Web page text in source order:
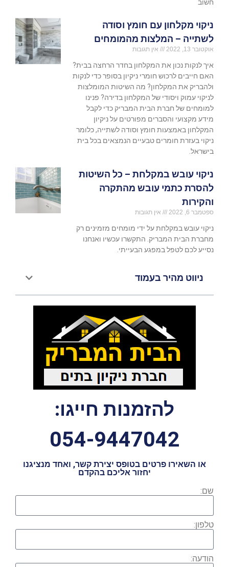
ניווט מהיר בעמוד
להזמנות חייגו:
054-9447042
או השאירו פרטים בטופס יצירת קשר, ואחד מנציגנו
יחזור אליכם בהקדם
שם:
טלפון:
הודעה:
חשוב
ניקוי מקלחון עם חומץ וסודה
לשתייה – המלצות מהמומחים
אוקטובר 13, 2022 אין תגובות
איך לנקות נכון את המקלחון בחדר הרחצה בבית?
האם חייבים לרכוש חומרי ניקיון בסופר כדי לנקות
ולהבריק את המקלחון? מה השיטות המומלצות
לניקוי עמוק ויסודי של המקלחון בדירה? פנינו
למומחים של חברת הבית המבריק כדי לקבל
מידע מקצועי והסברים מפורטים על ניקיון
המקלחון באמצעות חומץ וסודה לשתייה, כלומר
ניקוי בעזרת חומרים טבעיים הנמצאים בכל בית
בישראל.
ניקוי עובש במקלחת – כל השיטות
להסרת כתמי עובש מהתקרה
והקירות
ספטמבר 6, 2022 אין תגובות
ניקוי עובש במקלחת על ידי מומחים מזמינים רק
מחברת הבית המבריק. התקשרו עכשיו ואנחנו
נסייע לכם לטפל במפגע הבעייתי.